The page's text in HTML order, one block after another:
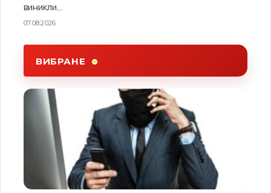
виникли...
07.08.2026
ВИБРАНЕ